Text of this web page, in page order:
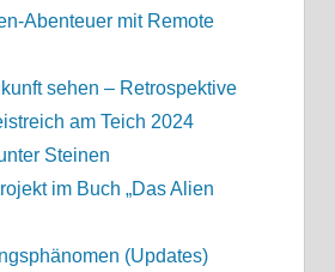
Abenteuer mit Remote
sehen – Retrospektive
am Teich 2024
Steinen
im Buch „Das Alien
(Updates)